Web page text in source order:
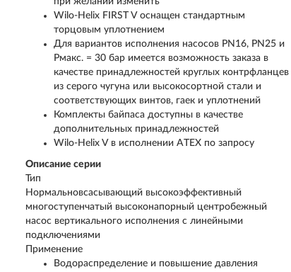
Wilo-Helix FIRST V оснащен стандартным
торцовым уплотнением
Для вариантов исполнения насосов PN16, PN25 и
Pмакс. = 30 бар имеется возможность заказа в
качестве принадлежностей круглых контрфланцев
из серого чугуна или высокосортной стали и
соответствующих винтов, гаек и уплотнений
Комплекты байпаса доступны в качестве
дополнительных принадлежностей
Wilo-Helix V в исполнении ATEX по запросу
Описание серии
Тип
Нормальновсасывающий высокоэффективный
многоступенчатый высоконапорный центробежный
насос вертикального исполнения с линейными
подключениями
Применение
Водораспределение и повышение давления